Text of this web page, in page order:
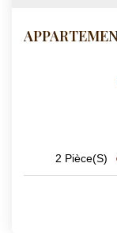
2 Pièce(s)